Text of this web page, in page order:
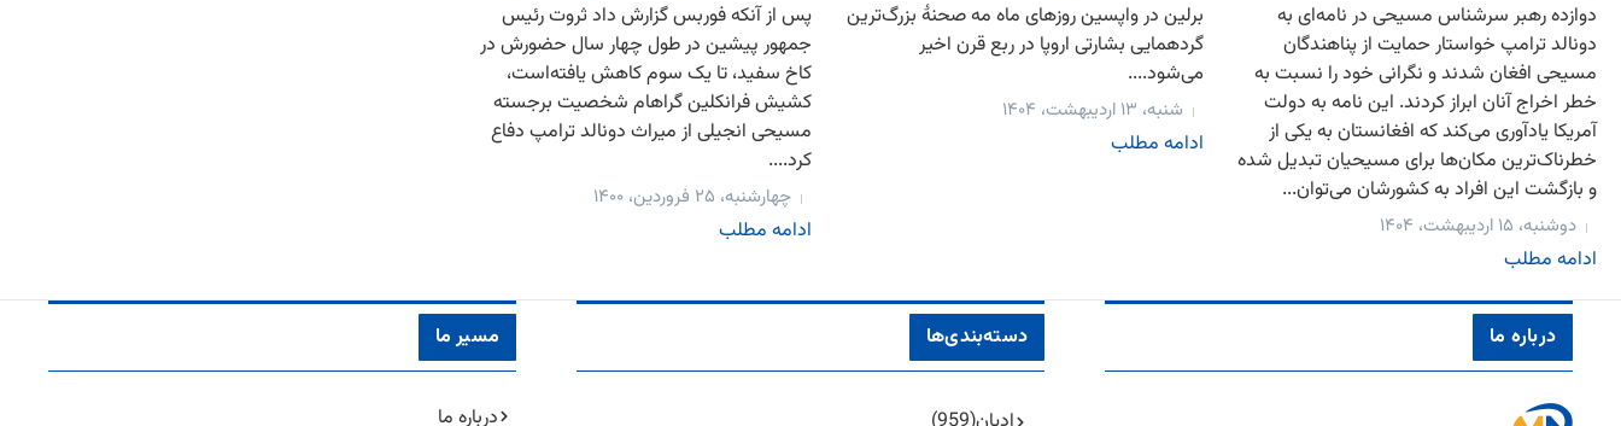
دوازده رهبر سرشناس مسیحی در نامه‌ای به
دونالد ترامپ خواستار حمایت از پناهندگان
مسیحی افغان شدند و نگرانی خود را نسبت به
خطر اخراج آنان ابراز کردند. این نامه به دولت
آمریکا یادآوری می‌کند که افغانستان به یکی از
خطرناک‌ترین مکان‌ها برای مسیحیان تبدیل شده
و بازگشت این افراد به کشورشان می‌توان...
دوشنبه، ۱۵ اردیبهشت، ۱۴۰۴
ادامه مطلب
برلین در واپسین روزهای ماه مه صحنۀ بزرگ‌ترین
گردهمایی بشارتی اروپا در ربع قرن اخیر
می‌شود....
شنبه، ۱۳ اردیبهشت، ۱۴۰۴
ادامه مطلب
پس از آنکه فوربس گزارش داد ثروت رئیس
جمهور پیشین در طول چهار سال حضورش در
کاخ سفید، تا یک سوم کاهش یافته‌است،
کشیش فرانکلین گراهام شخصیت برجسته
مسیحی انجیلی از میراث دونالد ترامپ دفاع
کرد....
چهارشنبه، ۲۵ فروردین، ۱۴۰۰
ادامه مطلب
درباره ما دسته‌بندی‌ها مسیر ما
درباره ما